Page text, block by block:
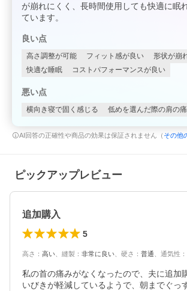
が崩れにくく、長時間使用しても快適に眠
ています。
良い点
高さ調整が可能 フィット感が良い
形状が崩
快適な睡眠
コストパフォーマンスが良い
悪い点
横向き寝で固く感じる 低めを選んだ際の肩の
AI回答の正確性や商品の効果は保証されません（ その他
ピックアップレビュー
追加購入
5
高さ ： 高い 縫製 ： 非常に良い 硬さ ： 普通 通気性 ：
私の首の痛みがなくなったので、夫に追加
いびきが軽減しているようで、朝までぐっ